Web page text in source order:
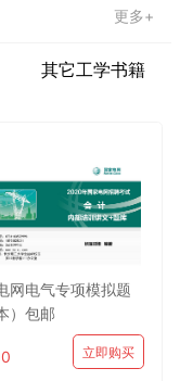
更多+
其它工学书籍
网电气专项模拟题
）包邮
立即购买